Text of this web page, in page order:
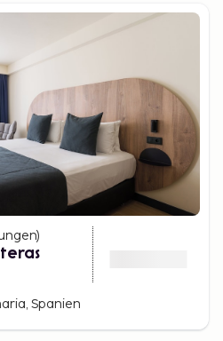
Sie eine dynamischere und
ist Las Palmas das
)
Spanien